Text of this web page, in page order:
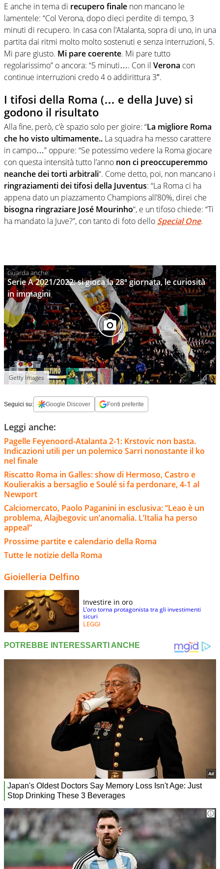
E anche in tema di recupero finale non mancano le
lamentele: “Col Verona, dopo dieci perdite di tempo, 3
minuti di recupero. In casa con l’Atalanta, sopra di uno, in una
partita dai ritmi molto molto sostenuti e senza interruzioni, 5.
Mi pare giusto. Mi pare coerente. Mi pare tutto
regolarissimo” o ancora: “5 minuti…. Con il Verona con
continue interruzioni credo 4 o addirittura 3″.
I tifosi della Roma (… e della Juve) si
godono il risultato
Alla fine, però, c’è spazio solo per gioire: “La migliore Roma
che ho visto ultimamente.. La squadra ha messo carattere
in campo…” oppure: “Se potessimo vedere la Roma giocare
con questa intensità tutto l’anno non ci preoccuperemmo
neanche dei torti arbitrali“. Come detto, poi, non mancano i
ringraziamenti dei tifosi della Juventus: “La Roma ci ha
appena dato un piazzamento Champions all’80%, direi che
bisogna ringraziare José Mourinho“, e un tifoso chiede: “Ti
ha mandato la Juve?”, con tanto di foto dello Special One.
Serie A 2021/2022: si gioca la 28ª giornata, le curiosità
in immagini
Getty Images
Seguici su: Google Discover Fonti preferite
Leggi anche:
Pagelle Feyenoord-Atalanta 2-1: Krstovic non basta.
Indicazioni utili per un polemico Sarri nonostante il ko
nel finale
Riscatto Roma in Galles: show di Hermoso, Castro e
Koulierakis a bersaglio e Soulé si fa perdonare, 4-1 al
Newport
Calciomercato, Paolo Paganini in esclusiva: “Leao è un
problema, Alajbegovic un’anomalia. L’Italia ha perso
appeal”
Prossime partite e calendario della Roma
Tutte le notizie della Roma
Gioielleria Delfino
Investire in oro
L’oro torna protagonista tra gli investimenti
sicuri
LEGGI